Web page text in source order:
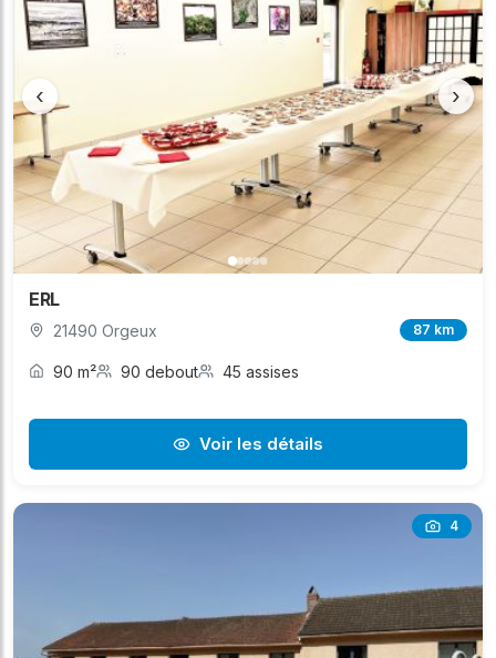
‹ ›
ERL
21490 Orgeux 87 km
90 m² 90 debout 45 assises
Voir les détails
4